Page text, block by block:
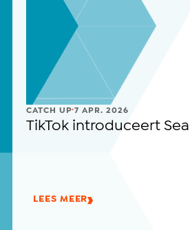
CATCH UP.7 APR. 2026
TikTok introduceert
LEES MEER